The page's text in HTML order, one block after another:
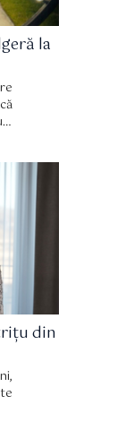
la
din